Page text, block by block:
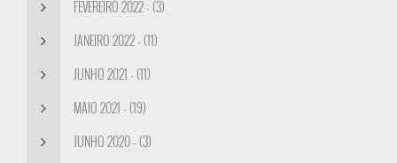
FEVEREIRO 2022 - (3)
JANEIRO 2022 - (11)
JUNHO 2021 - (11)
MAIO 2021 - (19)
JUNHO 2020 - (3)